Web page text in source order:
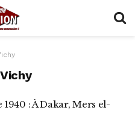
1940 : À Dakar, Mers el-